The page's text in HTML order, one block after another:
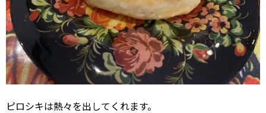
ピロシキは熱々を出してくれます。